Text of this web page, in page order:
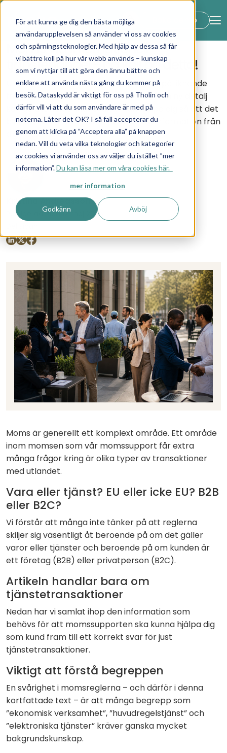
För att kunna ge dig den bästa möjliga
användarupplevelsen så använder vi oss av cookies
och spårningsteknologier. Med hjälp av dessa så får
vi bättre koll på hur vår webb används – kunskap
som vi nyttjar till att göra den ännu bättre och
enklare att använda nästa gång du kommer på
besök. Dataskydd är viktigt för oss på Tholin och
därför vill vi att du som användare är med på
noterna. Låter det OK? I så fall accepterar du
genom att klicka på ”Acceptera alla” på knappen
nedan. Vill du veta vilka teknologier och kategorier
av cookies vi använder oss av väljer du istället ”mer
information”.Du kan läsa mer om våra cookies här.
mer information
Godkänn Avböj
lock_open Boka demo
Moms vid internationell
tjänstehandel - ha koll på detta!
Upplever du att du får olika momssvar på liknande
frågeställningar? Så kan det vara. En liten ny detalj
kan ge ett helt annat svar. Vi kan hjälpa dig så att det
blir rätt. Vi behöver dock få tillräcklig information från
dig!
Kristina Andreasson
Publicerad: den 12 maj 2026
Moms är generellt ett komplext område. Ett område
inom momsen som vår momssupport får extra
många frågor kring är olika typer av transaktioner
med utlandet.
Vara eller tjänst? EU eller icke EU? B2B
eller B2C?
Vi förstår att många inte tänker på att reglerna
skiljer sig väsentligt åt beroende på om det gäller
varor eller tjänster och beroende på om kunden är
ett företag (B2B) eller privatperson (B2C).
Artikeln handlar bara om
tjänstetransaktioner
Nedan har vi samlat ihop den information som
behövs för att momssupporten ska kunna hjälpa dig
som kund fram till ett korrekt svar för just
tjänstetransaktioner.
Viktigt att förstå begreppen
En svårighet i momsreglerna – och därför i denna
kortfattade text – är att många begrepp som
”ekonomisk verksamhet”, ”huvudregelstjänst” och
”elektroniska tjänster” kräver ganska mycket
bakgrundskunskap.